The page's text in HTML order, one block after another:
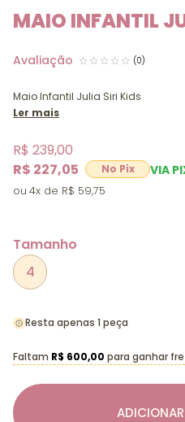
MAIO INFANTIL
(0)
Maio Infantil Julia Siri Kids
Ler mais
R$ 227,05 VIA
R$ 239,00
4x R$ 59,75
Tamanho
4
Resta apenas 1 peça
Faltam R$ 600,00 para ganhar